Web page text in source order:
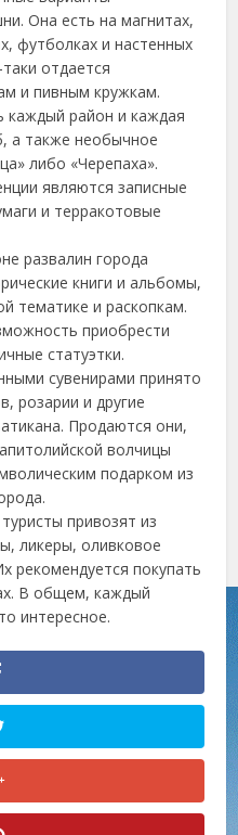
Она есть на магнитах,
футболках и настенных
отдается
и пивным кружкам.
каждый район и каждая
а также необычное
либо «Черепаха».
являются записные
и терракотовые
развалин города
книги и альбомы,
тематике и раскопкам.
приобрести
статуэтки.
сувенирами принято
розарии и другие
Продаются они,
волчицы
подарком из
привозят из
ликеры, оливковое
рекомендуется покупать
В общем, каждый
интересное.